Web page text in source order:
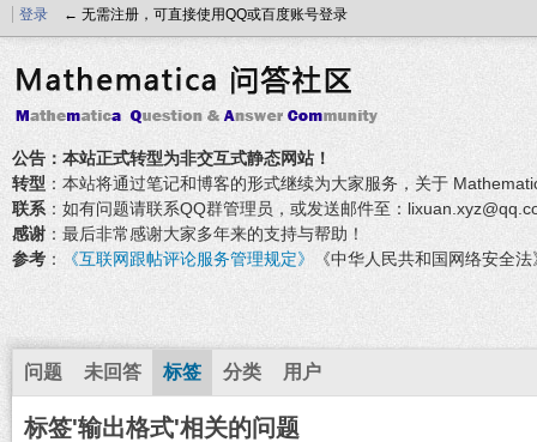
登录 ← 无需注册，可直接使用QQ或百度账号登录
公告：本站正式转型为非交互式静态网站！
转型 ：本站将通过笔记和博客的形式继续为大家服务，关于
联系 ：如有问题请联系QQ群管理员，或发送邮件至：
感谢 ：最后非常感谢大家多年来的支持与帮助！
参考 ： 《互联网跟帖评论服务管理规定》 《中华人民共和国网络安全
问题 未回答 标签 分类 用户
标签'输出格式'相关的问题